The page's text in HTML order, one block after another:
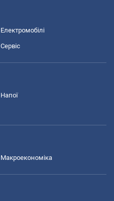
Електромобілі
Сервіс
Напої
Макроекономіка